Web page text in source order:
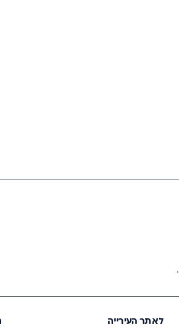
לאתר העירייה